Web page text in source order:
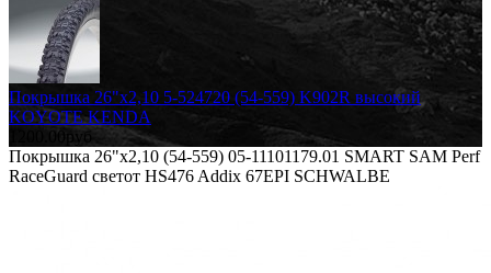
Покрышка 26"х2,10 5-524720 (54-559) K902R высокий
KOYOTE KENDA
1200.00руб
Покрышка 26"х2,10 (54-559) 05-11101179.01 SMART SAM Perf
RaceGuard светот HS476 Addix 67EPI SCHWALBE